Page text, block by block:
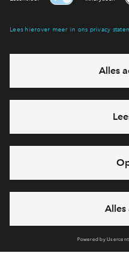
Ja, ik wil
Heb je een vraag en wil je
6 dagen per week
vandaag van